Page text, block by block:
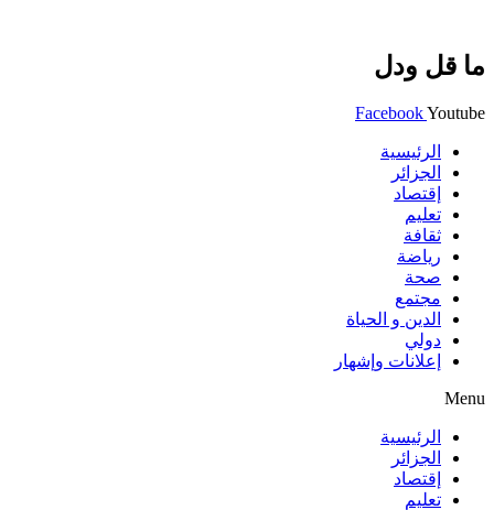
ما قل ودل
FacebookYoutube
الرئيسية
الجزائر
إقتصاد
تعليم
ثقافة
رياضة
صحة
مجتمع
الدين و الحياة
دولي
إعلانات وإشهار
Menu
الرئيسية
الجزائر
إقتصاد
تعليم